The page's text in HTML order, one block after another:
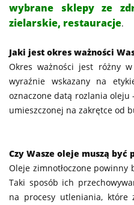
wybrane sklepy ze
zielarskie, restauracje.
Jaki jest okres ważności
Okres ważności jest różny
wyraźnie wskazany na
oznaczone datą rozlania
umieszczonej na zakrętce od
Czy Wasze oleje muszą
Oleje zimnotłoczone powinny
Taki sposób ich
na procesy utleniania, które